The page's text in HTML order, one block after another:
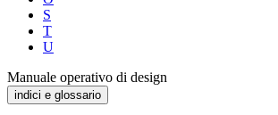
S
T
U
Manuale operativo di design
indici e glossario